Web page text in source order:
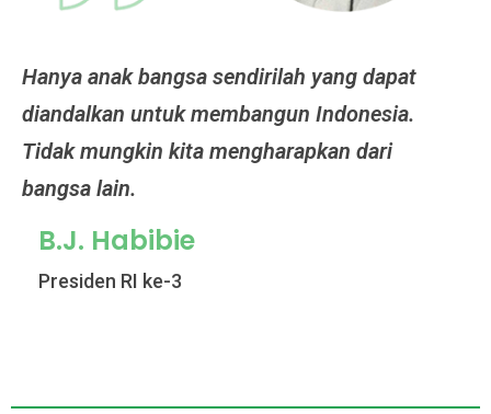
Hanya anak bangsa sendirilah yang dapat
diandalkan untuk membangun Indonesia.
Tidak mungkin kita mengharapkan dari
bangsa lain.
B.J. Habibie
Presiden RI ke-3